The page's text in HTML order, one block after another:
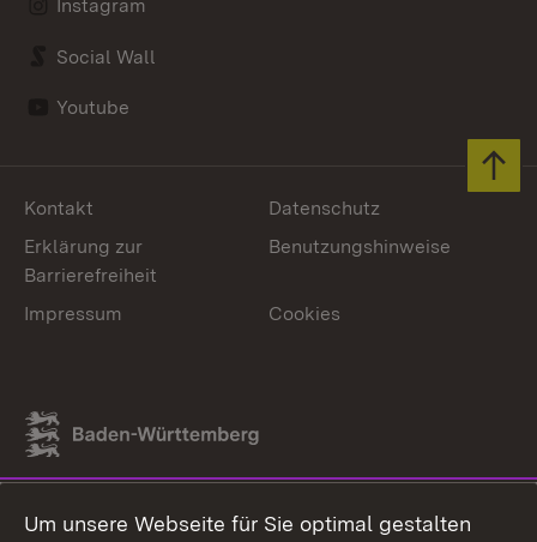
Instagram
Social Wall
Youtube
Link zum Landesportal
Kontakt
Datenschutz
Erklärung zur
Barrierefreiheit
Benutzungshinweise
Impressum Cookies
Um unsere Webseite für Sie optimal gestalten